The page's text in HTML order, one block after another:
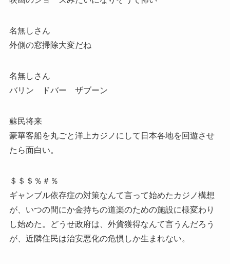
名無しさん
外側の窓掃除大変だね
名無しさん
バリン ドバー ザブーン
蘇民将来
豪華客船を丸ごと洋上カジノにして日本各地を回遊させ
たら面白い。
＄＄＄％＃％
ギャンブル依存症の対策なんて言って始めたカジノ構想
が、いつの間にか金持ちの道楽のための施設に様変わり
し始めた。どうせ政府は、外貨獲得なんて言うんだろう
が、近隣住民は治安悪化の危惧しか生まれない。